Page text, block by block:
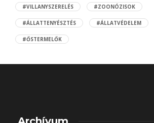
#VILLANYSZERELÉS #ZOONÓZISOK
#ÁLLATTENYÉSZTÉS #ÁLLATVÉDELEM
#ŐSTERMELŐK